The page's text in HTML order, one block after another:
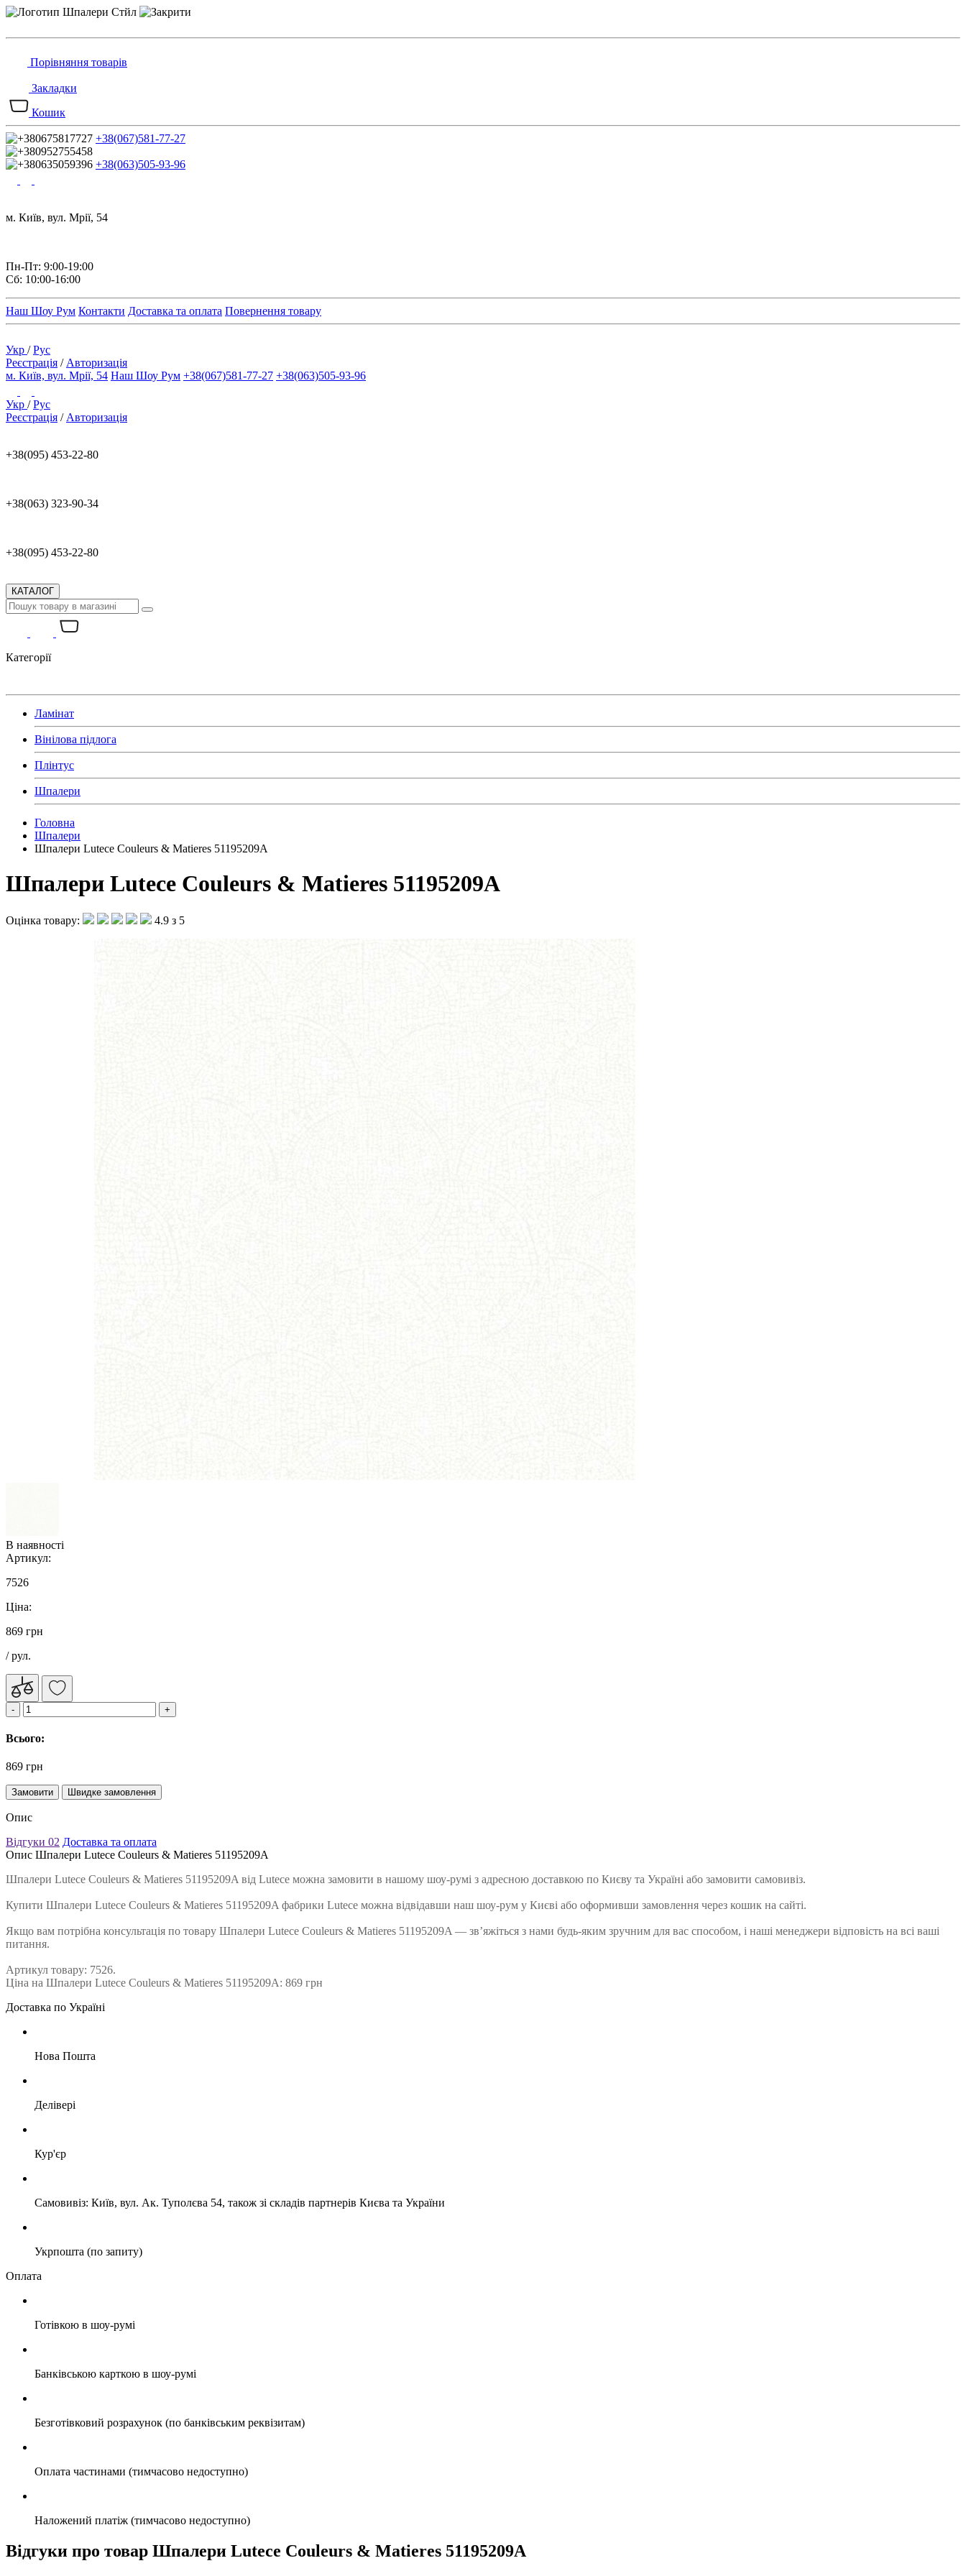
Порівняння товарів
Закладки
Кошик
+38(067)581-77-27
+38(063)505-93-96
м. Київ, вул. Мрії, 54
Пн-Пт: 9:00-19:00
Сб: 10:00-16:00
Наш Шоу Рум Контакти Доставка та оплата Повернення товару
Укр /Рус
Реєстрація / Авторизація
м. Київ, вул. Мрії, 54 Наш Шоу Рум +38(067)581-77-27 +38(063)505-93-96
Укр /Рус
Реєстрація / Авторизація
+38(095) 453-22-80
+38(063) 323-90-34
+38(095) 453-22-80
КАТАЛОГ
Категорії
Ламінат
Вінілова підлога
Плінтус
Шпалери
Головна
Шпалери
Шпалери Lutece Couleurs & Matieres 51195209A
Шпалери Lutece Couleurs & Matieres 51195209A
Оцінка товару: 4.9 з 5
В наявності
Артикул:
7526
Ціна:
869 грн
/ рул.
Всього:
869 грн
Замовити Швидке замовлення
Опис
Відгуки 02 Доставка та оплата
Опис Шпалери Lutece Couleurs & Matieres 51195209A
Шпалери Lutece Couleurs & Matieres 51195209A від Lutece можна замовити в нашому шоу-румі з адресною доставкою по Києву та Україні або замовити самовивіз.
Купити Шпалери Lutece Couleurs & Matieres 51195209A фабрики Lutece можна відвідавши наш шоу-рум у Києві або оформивши замовлення через кошик на сайті.
Якщо вам потрібна консультація по товару Шпалери Lutece Couleurs & Matieres 51195209A — зв’яжіться з нами будь-яким зручним для вас способом, і наші менеджери відповість на всі ваші
питання.
Артикул товару: 7526.
Ціна на Шпалери Lutece Couleurs & Matieres 51195209A: 869 грн
Доставка по Україні
Нова Пошта
Делівері
Кур'єр
Самовивіз: Київ, вул. Ак. Туполєва 54, також зі складів партнерів Києва та України
Укрпошта (по запиту)
Оплата
Готівкою в шоу-румі
Банківською карткою в шоу-румі
Безготівковий розрахунок (по банківським реквізитам)
Оплата частинами (тимчасово недоступно)
Наложений платіж (тимчасово недоступно)
Відгуки про товар Шпалери Lutece Couleurs & Matieres 51195209A